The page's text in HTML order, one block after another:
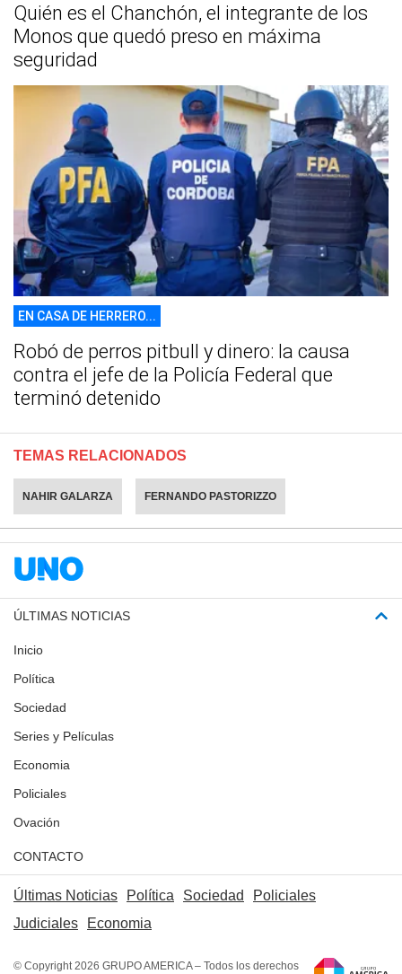
Quién es el Chanchón, el integrante de los
Monos que quedó preso en máxima
seguridad
EN CASA DE HERRERO...
Robó de perros pitbull y dinero: la causa
contra el jefe de la Policía Federal que
terminó detenido
TEMAS RELACIONADOS
NAHIR GALARZA FERNANDO PASTORIZZO
ÚLTIMAS NOTICIAS
Inicio
Política
Sociedad
Series y Películas
Economia
Policiales
Ovación
CONTACTO
Últimas Noticias Política Sociedad
Policiales
Judiciales
Economia
© Copyright 2026 GRUPO AMERICA – Todos los derechos